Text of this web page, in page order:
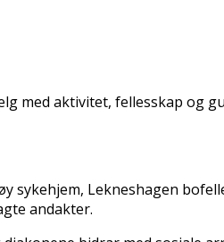
med aktivitet, fellesskap og
sykehjem, Lekneshagen
andakter.